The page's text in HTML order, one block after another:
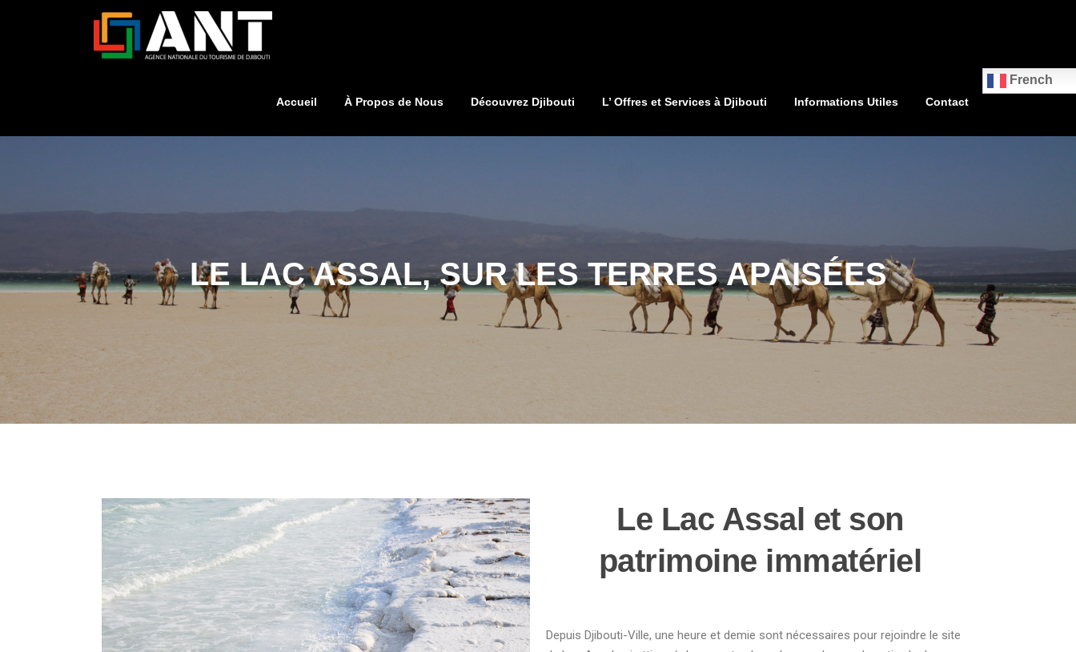
Accueil À Propos de Nous Découvrez Djibouti L’ Offres et Services à Djibouti Informations Utiles Contact
French
LE LAC ASSAL, SUR LES TERRES APAISÉES
Le Lac Assal et son
patrimoine immatériel
Depuis Djibouti-Ville, une heure et demie sont nécessaires pour rejoindre le site